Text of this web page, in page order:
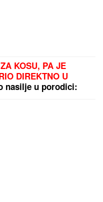
KOSU, PA JE
DIREKTNO U
nasilje u porodici: